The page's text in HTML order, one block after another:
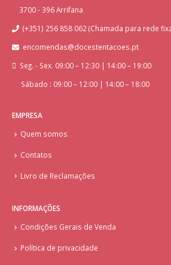
3700 - 396 Arrifana
(+351) 256 858 062 (Chamada para rede
encomendas@docestentacoes.pt
Seg. - Sex. 09:00 – 12:30 | 14:00 – 19:00
Sábado : 09:00 – 12:00 | 14:00 – 18:00
EMPRESA
Quem somos
Contatos
Livro de Reclamações
INFORMAÇÕES
Condições Gerais de Venda
Política de privacidade